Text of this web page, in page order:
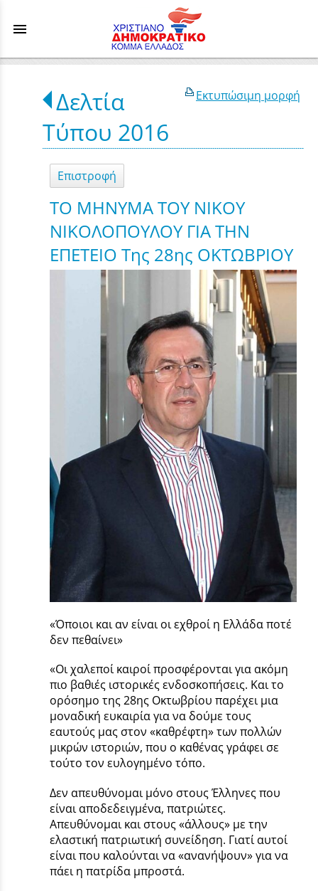
menu
Εκτυπώσιμη μορφή
Δελτία
Τύπου 2016
Επιστροφή
ΤΟ ΜΗΝΥΜΑ ΤΟΥ ΝΙΚΟΥ
ΝΙΚΟΛΟΠΟΥΛΟΥ ΓΙΑ ΤΗΝ
ΕΠΕΤΕΙΟ Της 28ης ΟΚΤΩΒΡΙΟΥ
«Όποιοι και αν είναι οι εχθροί η Ελλάδα ποτέ
δεν πεθαίνει»
«Οι χαλεποί καιροί προσφέρονται για ακόμη
πιο βαθιές ιστορικές ενδοσκοπήσεις. Και το
ορόσημο της 28ης Οκτωβρίου παρέχει μια
μοναδική ευκαιρία για να δούμε τους
εαυτούς μας στον «καθρέφτη» των πολλών
μικρών ιστοριών, που ο καθένας γράφει σε
τούτο τον ευλογημένο τόπο.
Δεν απευθύνομαι μόνο στους Έλληνες που
είναι αποδεδειγμένα, πατριώτες.
Απευθύνομαι και στους «άλλους» με την
ελαστική πατριωτική συνείδηση. Γιατί αυτοί
είναι που καλούνται να «ανανήψουν» για να
πάει η πατρίδα μπροστά.